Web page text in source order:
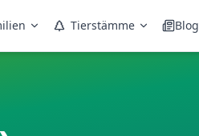
Tierstämme Blog